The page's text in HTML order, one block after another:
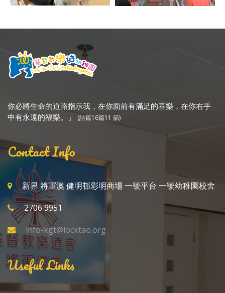
你必將生命的道路指示我，在你面前有滿足的喜樂，在你右手
中有永遠的福樂。」
(詩篇16篇11 節)
Contact Info
新界 將軍澳 健明邨彩明商場 一號平台 一號幼稚園校舍
2706 9951
info-kgt@locktao.org
Useful Links